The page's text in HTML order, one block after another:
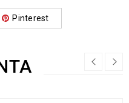
Pinterest